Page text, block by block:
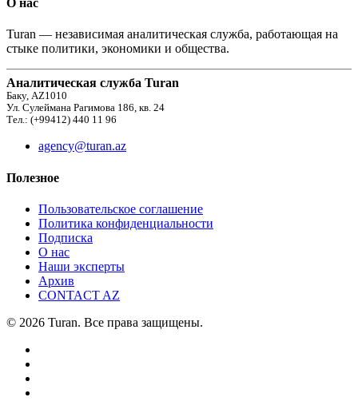
О нас
Turan — независимая аналитическая служба, работающая на
стыке политики, экономики и общества.
Аналитическая служба Turan
Баку, AZ1010
Ул. Сулеймана Рагимова 186, кв. 24
Тел.: (+99412) 440 11 96
agency@turan.az
Полезное
Пользовательское соглашение
Политика конфиденциальности
Подписка
О нас
Наши эксперты
Архив
CONTACT AZ
© 2026 Turan. Все права защищены.